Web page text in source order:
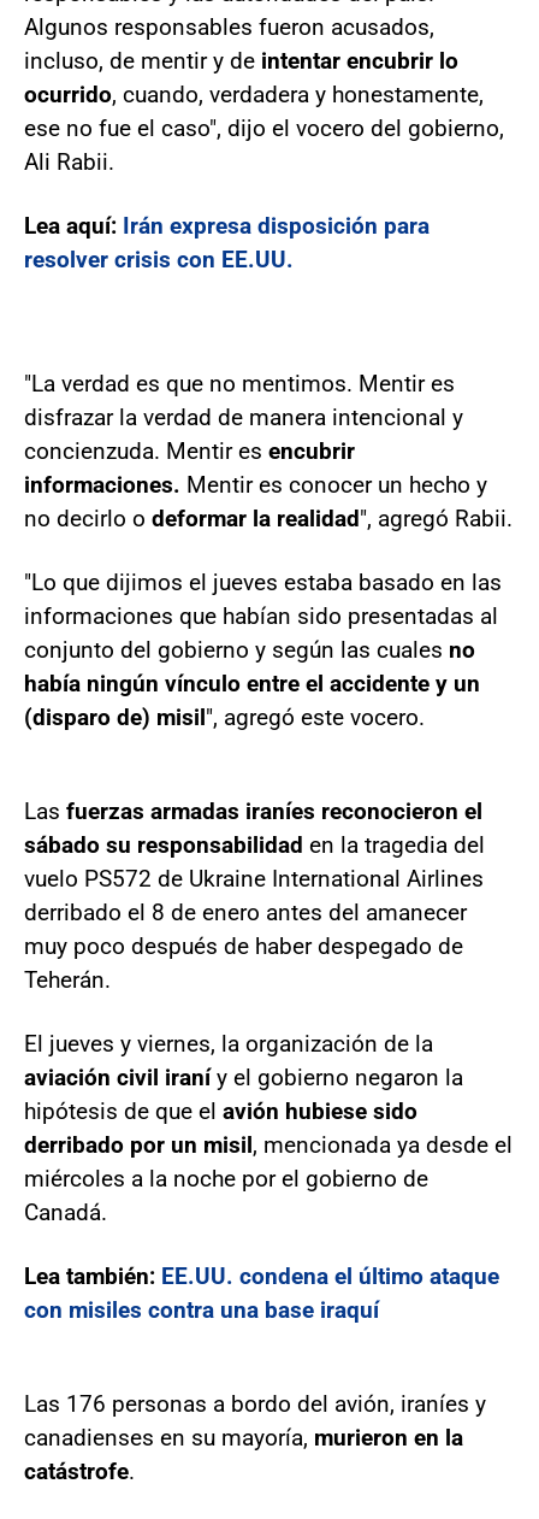
Algunos responsables fueron acusados,
incluso, de mentir y de intentar encubrir lo
ocurrido, cuando, verdadera y honestamente,
ese no fue el caso", dijo el vocero del gobierno,
Ali Rabii.
Lea aquí: Irán expresa disposición para
resolver crisis con EE.UU.
"La verdad es que no mentimos. Mentir es
disfrazar la verdad de manera intencional y
concienzuda. Mentir es encubrir
informaciones. Mentir es conocer un hecho y
no decirlo o deformar la realidad", agregó Rabii.
"Lo que dijimos el jueves estaba basado en las
informaciones que habían sido presentadas al
conjunto del gobierno y según las cuales no
había ningún vínculo entre el accidente y un
(disparo de) misil", agregó este vocero.
Las fuerzas armadas iraníes reconocieron el
sábado su responsabilidad en la tragedia del
vuelo PS572 de Ukraine International Airlines
derribado el 8 de enero antes del amanecer
muy poco después de haber despegado de
Teherán.
El jueves y viernes, la organización de la
aviación civil iraníy el gobierno negaron la
hipótesis de que el avión hubiese sido
derribado por un misil, mencionada ya desde el
miércoles a la noche por el gobierno de
Canadá.
Lea también: EE.UU. condena el último ataque
con misiles contra una base iraquí
Las 176 personas a bordo del avión, iraníes y
canadienses en su mayoría, murieron en la
catástrofe.